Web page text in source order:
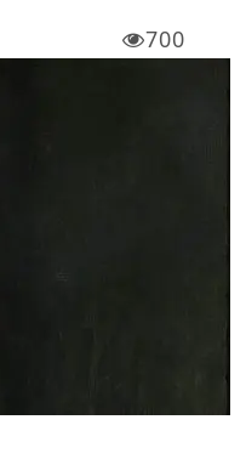
700